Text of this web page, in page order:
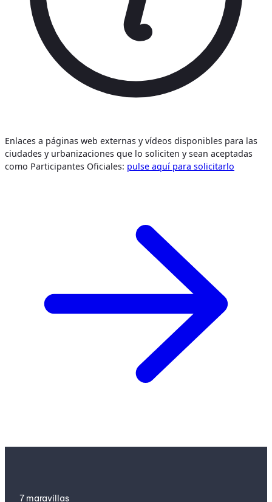
Enlaces a páginas web externas y vídeos disponibles para las
ciudades y urbanizaciones que lo soliciten y sean aceptadas
como Participantes Oficiales: pulse aquí para solicitarlo
7 maravillas